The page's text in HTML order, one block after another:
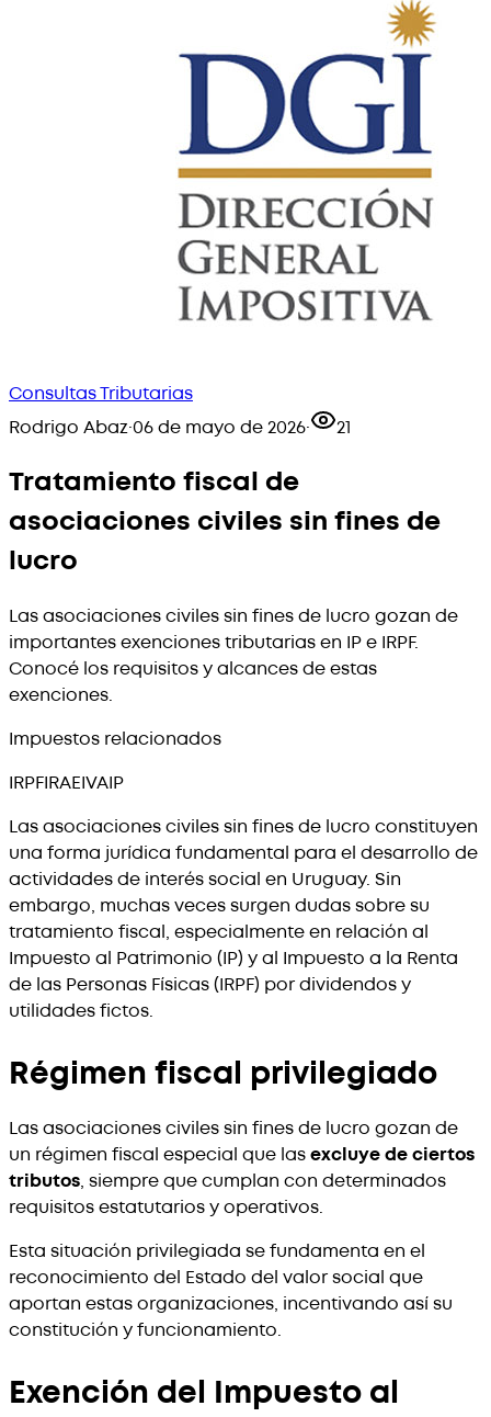
Consultas Tributarias
Rodrigo Abaz·06 de mayo de 2026· 21
Tratamiento fiscal de
asociaciones civiles sin fines de
lucro
Las asociaciones civiles sin fines de lucro gozan de
importantes exenciones tributarias en IP e IRPF.
Conocé los requisitos y alcances de estas
exenciones.
Impuestos relacionados
IRPFIRAEIVAIP
Las asociaciones civiles sin fines de lucro constituyen
una forma jurídica fundamental para el desarrollo de
actividades de interés social en Uruguay. Sin
embargo, muchas veces surgen dudas sobre su
tratamiento fiscal, especialmente en relación al
Impuesto al Patrimonio (IP) y al Impuesto a la Renta
de las Personas Físicas (IRPF) por dividendos y
utilidades fictos.
Régimen fiscal privilegiado
Las asociaciones civiles sin fines de lucro gozan de
un régimen fiscal especial que lasexcluye de ciertos
tributos, siempre que cumplan con determinados
requisitos estatutarios y operativos.
Esta situación privilegiada se fundamenta en el
reconocimiento del Estado del valor social que
aportan estas organizaciones, incentivando así su
constitución y funcionamiento.
Exención del Impuesto al